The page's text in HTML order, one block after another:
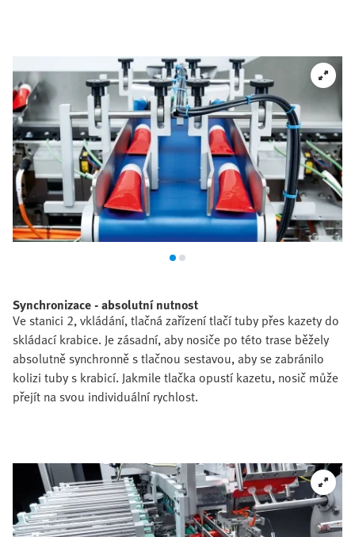
Synchronizace - absolutní nutnost
Ve stanici 2, vkládání, tlačná zařízení tlačí tuby přes kazety do
skládací krabice. Je zásadní, aby nosiče po této trase běžely
absolutně synchronně s tlačnou sestavou, aby se zabránilo
kolizi tuby s krabicí. Jakmile tlačka opustí kazetu, nosič může
přejít na svou individuální rychlost.